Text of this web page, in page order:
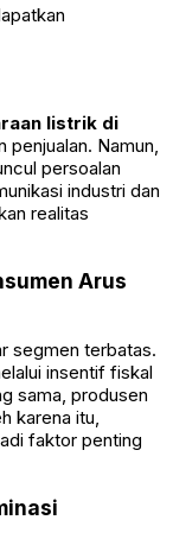
listrik di
penjualan. Namun,
persoalan
industri dan
realitas
Arus
segmen terbatas.
insentif fiskal
sama, produsen
karena itu,
faktor penting